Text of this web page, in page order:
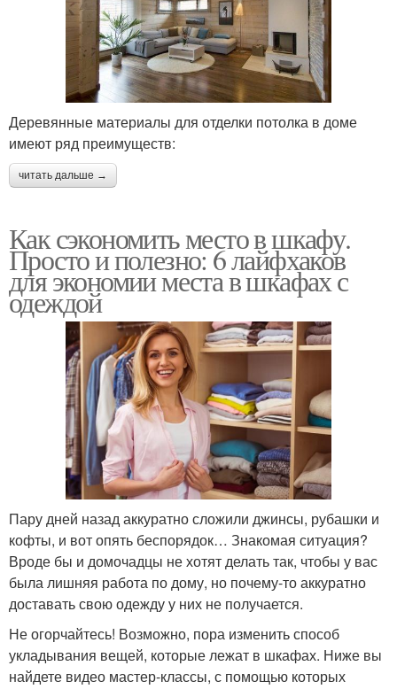
Деревянные материалы для отделки потолка в доме
имеют ряд преимуществ:
читать дальше →
Как сэкономить место в шкафу.
Просто и полезно: 6 лайфхаков
для экономии места в шкафах с
одеждой
Пару дней назад аккуратно сложили джинсы, рубашки и
кофты, и вот опять беспорядок… Знакомая ситуация?
Вроде бы и домочадцы не хотят делать так, чтобы у вас
была лишняя работа по дому, но почему-то аккуратно
доставать свою одежду у них не получается.
Не огорчайтесь! Возможно, пора изменить способ
укладывания вещей, которые лежат в шкафах. Ниже вы
найдете видео мастер-классы, с помощью которых